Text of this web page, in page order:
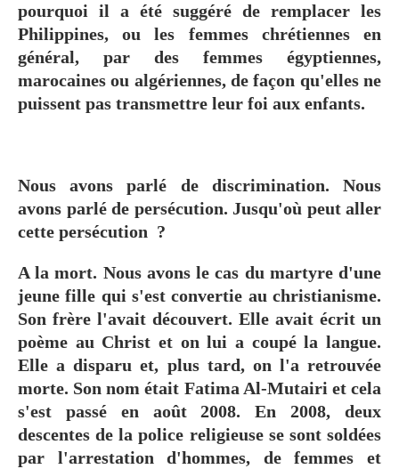
pourquoi il a été suggéré de remplacer les
Philippines, ou les femmes chrétiennes en
général, par des femmes égyptiennes,
marocaines ou algériennes, de façon qu'elles ne
puissent pas transmettre leur foi aux enfants.
Nous avons parlé de discrimination. Nous
avons parlé de persécution. Jusqu'où peut aller
cette persécution ?
A la mort. Nous avons le cas du martyre d'une
jeune fille qui s'est convertie au christianisme.
Son frère l'avait découvert. Elle avait écrit un
poème au Christ et on lui a coupé la langue.
Elle a disparu et, plus tard, on l'a retrouvée
morte. Son nom était Fatima Al-Mutairi et cela
s'est passé en août 2008. En 2008, deux
descentes de la police religieuse se sont soldées
par l'arrestation d'hommes, de femmes et